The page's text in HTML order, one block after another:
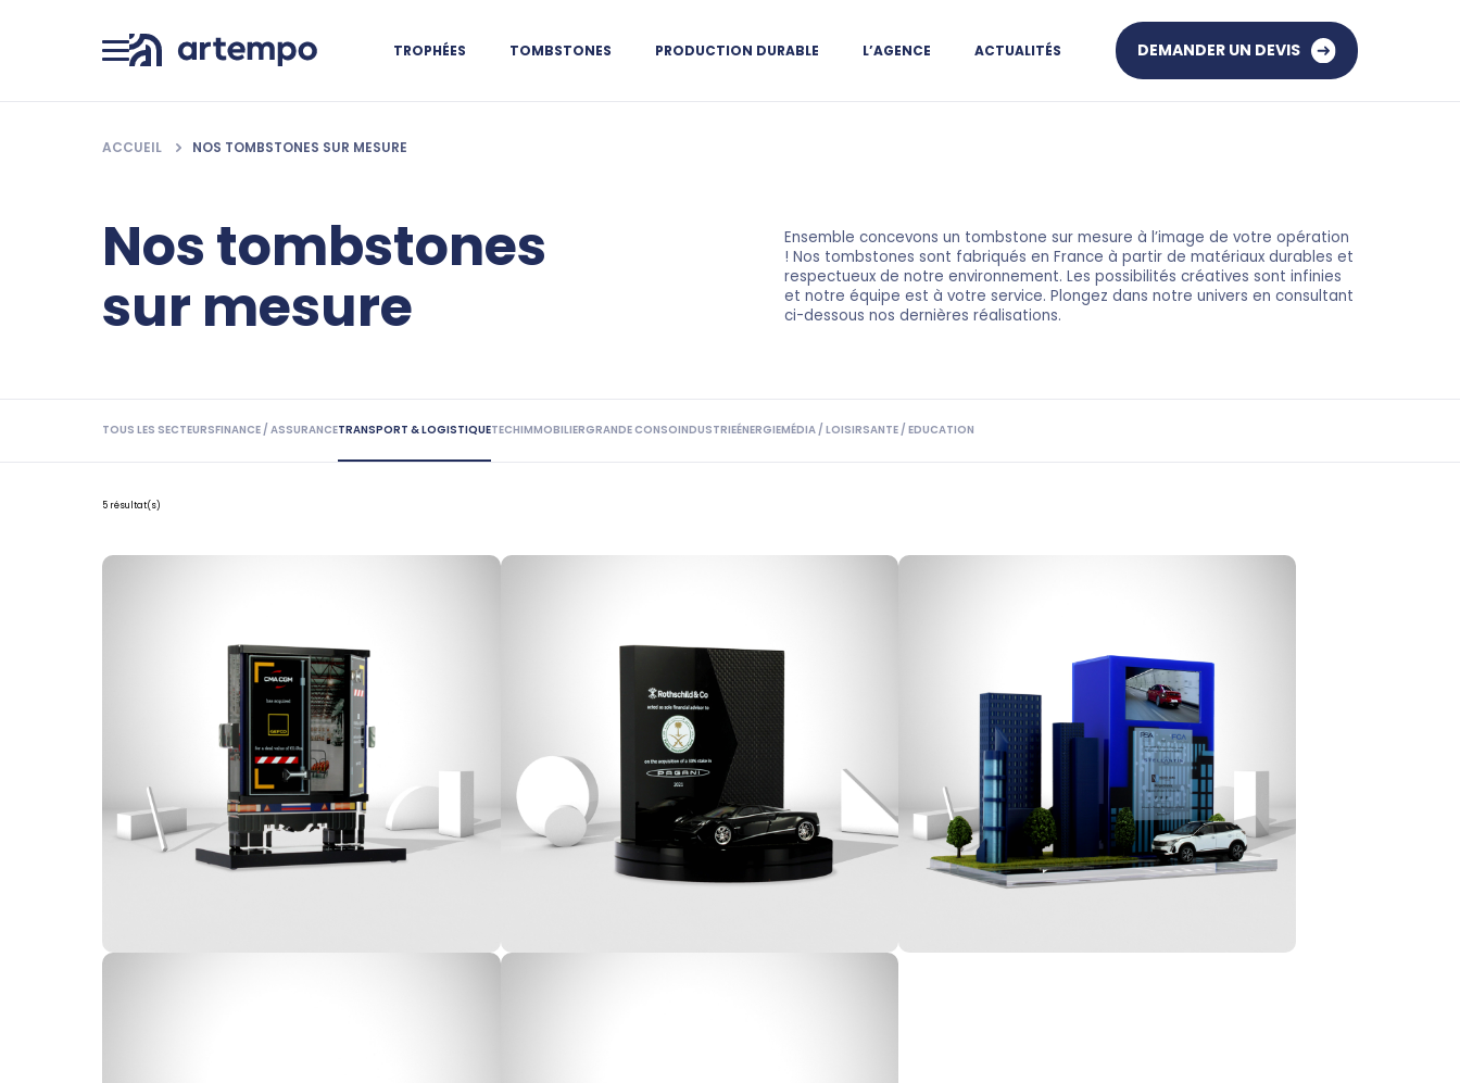
TROPHÉES TOMBSTONES PRODUCTION DURABLE L’AGENCE ACTUALITÉS DEMANDER UN DEVIS
ACCUEIL NOS TOMBSTONES SUR MESURE
Nos tombstones
sur mesure
Ensemble concevons un tombstone sur mesure à l’image de votre opération
! Nos tombstones sont fabriqués en France à partir de matériaux durables et
respectueux de notre environnement. Les possibilités créatives sont infinies
et notre équipe est à votre service. Plongez dans notre univers en consultant
ci-dessous nos dernières réalisations.
TOUS LES SECTEURSFINANCE / ASSURANCETRANSPORT & LOGISTIQUETECHIMMOBILIERGRANDE CONSOINDUSTRIEÉNERGIEMÉDIA / LOISIRSANTE / EDUCATION
5 résultat(s)